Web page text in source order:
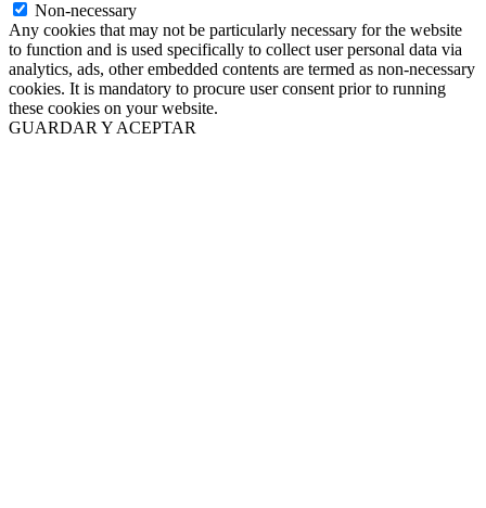
Non-necessary
Any cookies that may not be particularly necessary for the website
to function and is used specifically to collect user personal data via
analytics, ads, other embedded contents are termed as non-necessary
cookies. It is mandatory to procure user consent prior to running
these cookies on your website.
GUARDAR Y ACEPTAR